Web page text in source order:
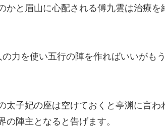
かと眉山に心配される傅九雲は治療
力を使い五行の陣を作ればいいがも
太子妃の座は空けておくと亭渊に言
の陣主となると告げます。